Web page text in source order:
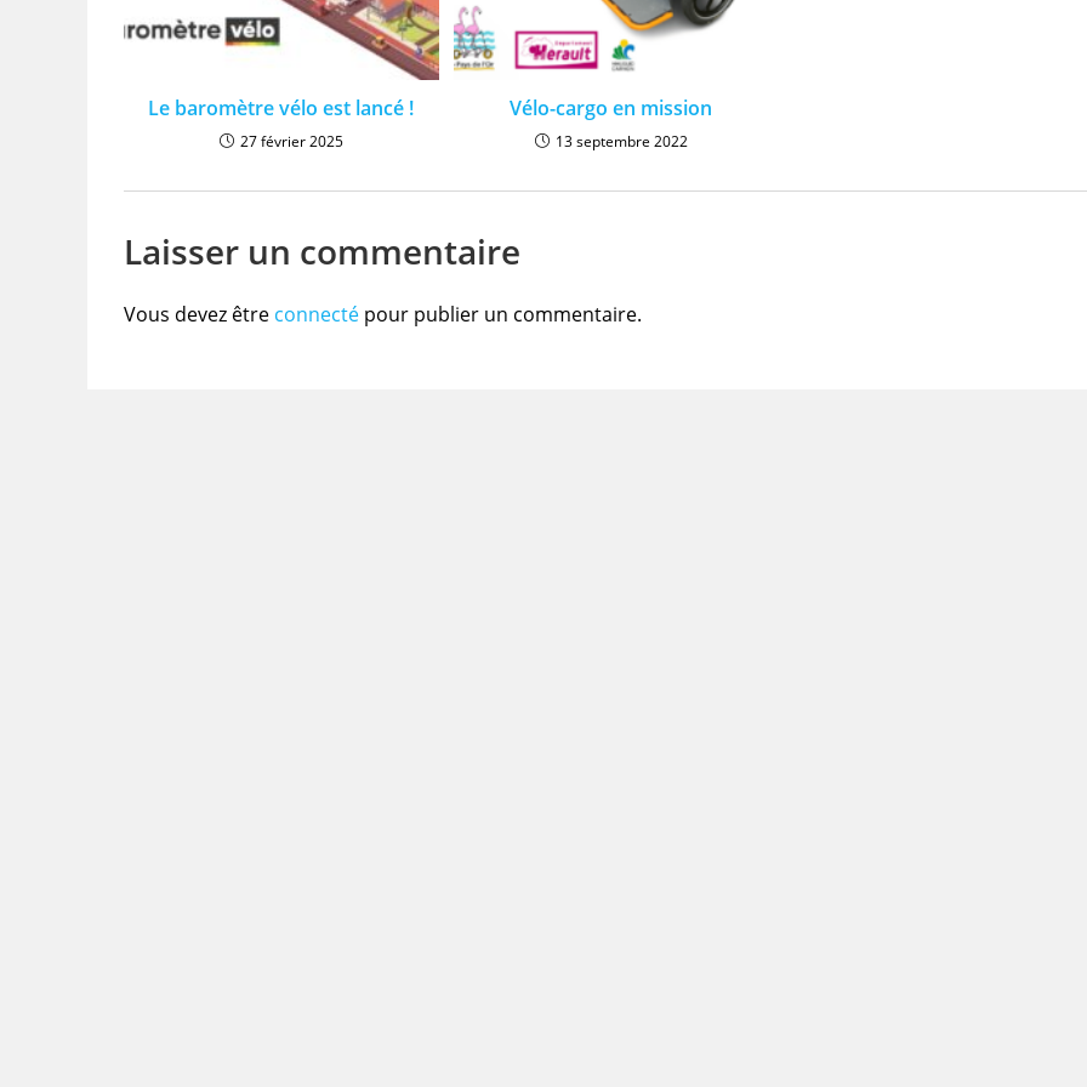
Le baromètre vélo est lancé !
27 février 2025
Vélo-cargo en mission
13 septembre 2022
Laisser un commentaire
Vous devez être connecté pour publier un commentaire.